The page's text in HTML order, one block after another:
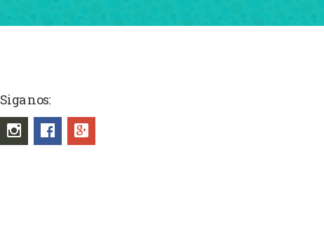
Siga nos: